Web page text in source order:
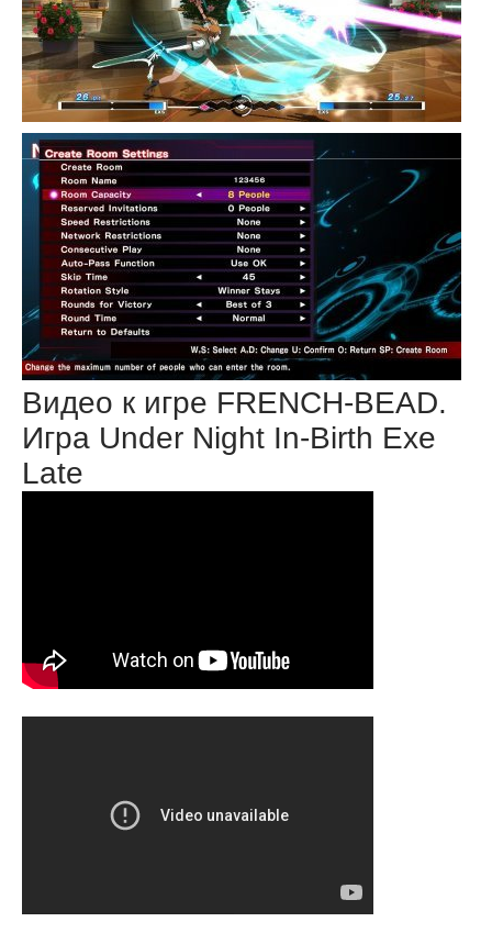
Видео к игре FRENCH-BEAD.
Игра Under Night In-Birth Exe
Late